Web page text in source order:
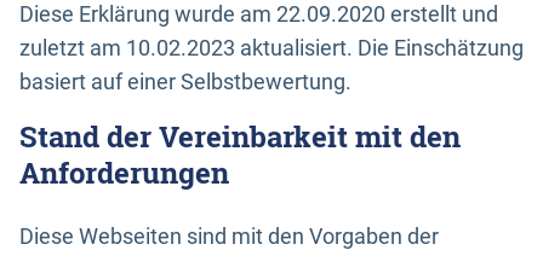
Diese Erklärung wurde am 22.09.2020 erstellt und
zuletzt am 10.02.2023 aktualisiert. Die Einschätzung
basiert auf einer Selbstbewertung.
Stand der Vereinbarkeit mit den
Anforderungen
Diese Webseiten sind mit den Vorgaben der